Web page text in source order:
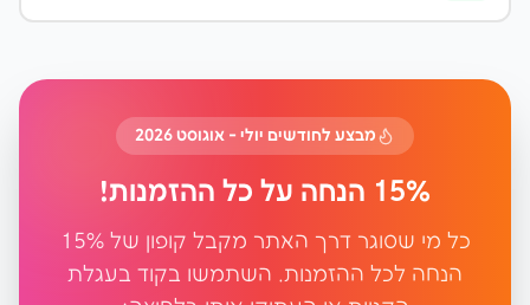
מבצע לחודשים יולי - אוגוסט 2026
15% הנחה על כל ההזמנות!
כל מי שסוגר דרך האתר מקבל קופון של 15%
הנחה לכל ההזמנות. השתמשו בקוד בעגלת